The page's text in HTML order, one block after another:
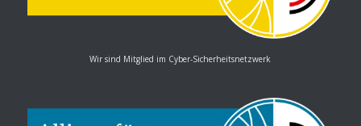
Wir sind Mitglied im Cyber-Sicherheitsnetzwerk